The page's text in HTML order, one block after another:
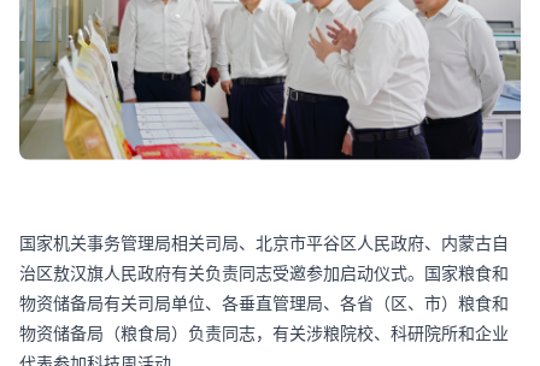
国家机关事务管理局相关司局、北京市平谷区人民政府、内蒙古自
治区敖汉旗人民政府有关负责同志受邀参加启动仪式。国家粮食和
物资储备局有关司局单位、各垂直管理局、各省（区、市）粮食和
物资储备局（粮食局）负责同志，有关涉粮院校、科研院所和企业